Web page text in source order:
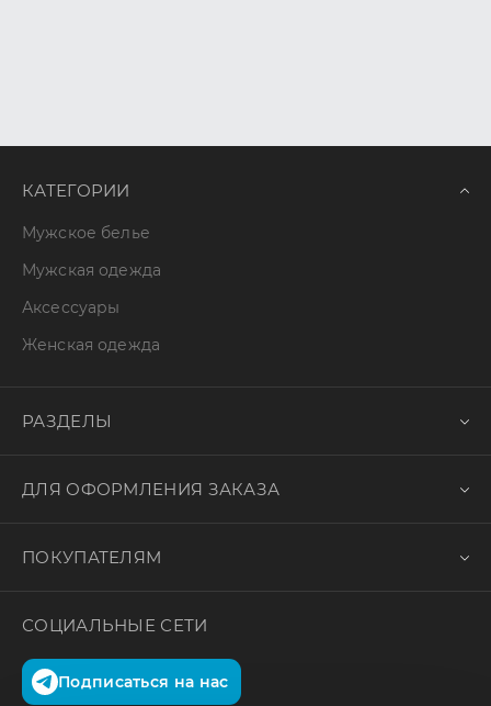
КАТЕГОРИИ
Мужское белье
Мужская одежда
Аксессуары
Женская одежда
РАЗДЕЛЫ
ДЛЯ ОФОРМЛЕНИЯ ЗАКАЗА
ПОКУПАТЕЛЯМ
СОЦИАЛЬНЫЕ СЕТИ
Подписаться на нас